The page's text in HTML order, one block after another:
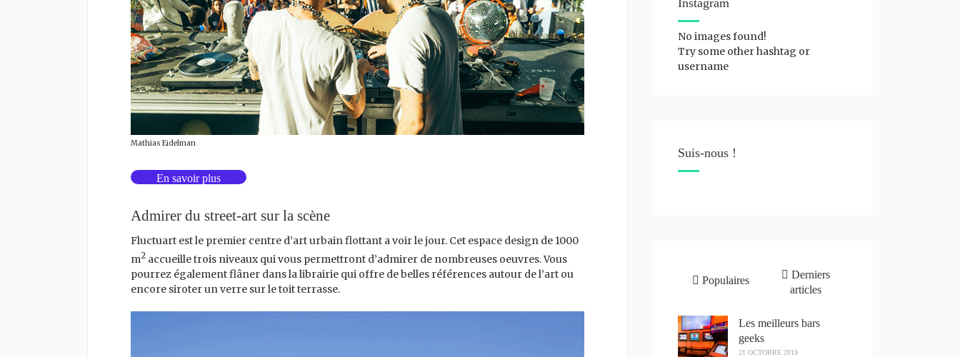
Mathias Eidelman
En savoir plus
Admirer du street-art sur la scène
Fluctuart est le premier centre d’art urbain flottant a voir le jour. Cet espace design de 1000
m2 accueille trois niveaux qui vous permettront d’admirer de nombreuses oeuvres. Vous
pourrez également flâner dans la librairie qui offre de belles références autour de l’art ou
encore siroter un verre sur le toit terrasse.
No images found!
Try some other hashtag or
username
Suis-nous !
Populaires
Derniers
articles
Les meilleurs bars
geeks
21 OCTOBRE 2019